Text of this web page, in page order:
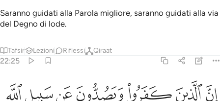
Saranno guidati alla Parola migliore, saranno guidati alla via
del Degno di lode.
Tafsir Lezioni Riflessi Qiraat
22:25
ان الذين كفروا ويصدون عن سبيل الله والمسجد الحرام الذي جعلناه
إِنَّ ٱلَّذِينَ كَفَرُوا۟ وَيَصُدُّونَ عَن سَبِيلِ ٱللَّهِ وَٱلْمَسْجِدِ ٱلْحَرَامِ ٱلَّذِى
ﱋﱌﱍﱎﱏﱐﱑ